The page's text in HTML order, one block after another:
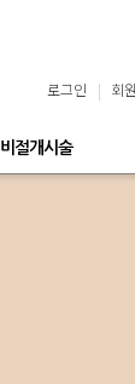
로그인 회
비절개시술